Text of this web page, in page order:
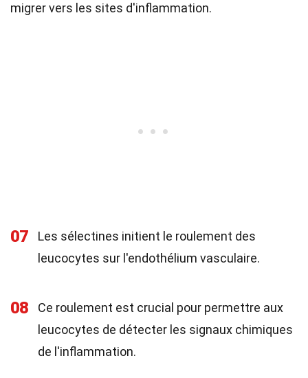
migrer vers les sites d'inflammation.
07
Les sélectines initient le roulement des
leucocytes sur l'endothélium vasculaire.
08
Ce roulement est crucial pour permettre aux
leucocytes de détecter les signaux chimiques
de l'inflammation.